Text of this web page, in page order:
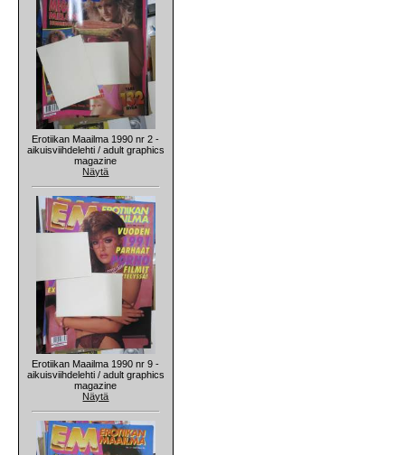
Erotiikan Maailma 1990 nr 2 -
aikuisviihdelehti / adult graphics
magazine
Näytä
Erotiikan Maailma 1990 nr 9 -
aikuisviihdelehti / adult graphics
magazine
Näytä